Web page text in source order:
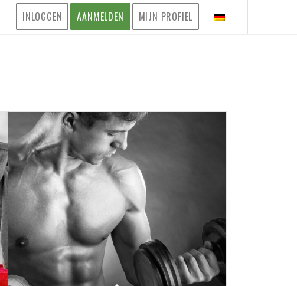
INLOGGEN AANMELDEN MIJN PROFIEL